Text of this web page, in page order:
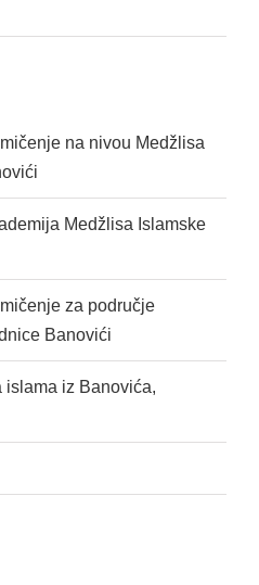
na nivou Medžlisa
Medžlisa Islamske
za područje
Banovići
islama iz Banovića,